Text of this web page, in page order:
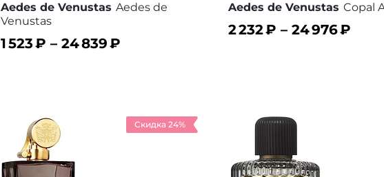
Aedes de Venustas Aedes de
Venustas
1 523₽ – 24 839₽
Aedes de Venustas Copal
2 232₽ – 24 976₽
Скидка 24%